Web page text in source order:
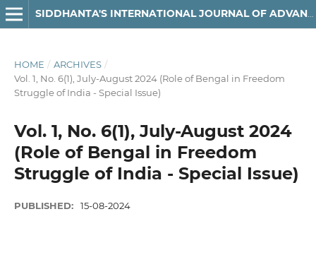
SIDDHANTA'S INTERNATIONAL JOURNAL OF ADVANCED RESEARCH IN ARTS & HUMANITIES
HOME / ARCHIVES /
Vol. 1, No. 6(1), July-August 2024 (Role of Bengal in Freedom
Struggle of India - Special Issue)
Vol. 1, No. 6(1), July-August 2024
(Role of Bengal in Freedom
Struggle of India - Special Issue)
PUBLISHED: 15-08-2024